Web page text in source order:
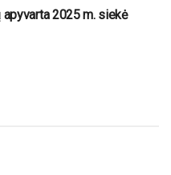
2025 m. siekė